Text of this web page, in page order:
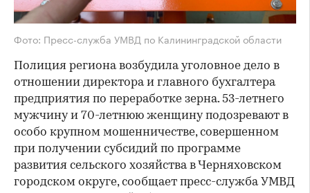
Фото: Пресс-служба УМВД по Калининградской области
Полиция региона возбудила уголовное дело в
отношении директора и главного бухгалтера
предприятия по переработке зерна. 53-летнего
мужчину и 70-летнюю женщину подозревают в
особо крупном мошенничестве, совершенном
при получении субсидий по программе
развития сельского хозяйства в Черняховском
городском округе, сообщает пресс-служба УМВД